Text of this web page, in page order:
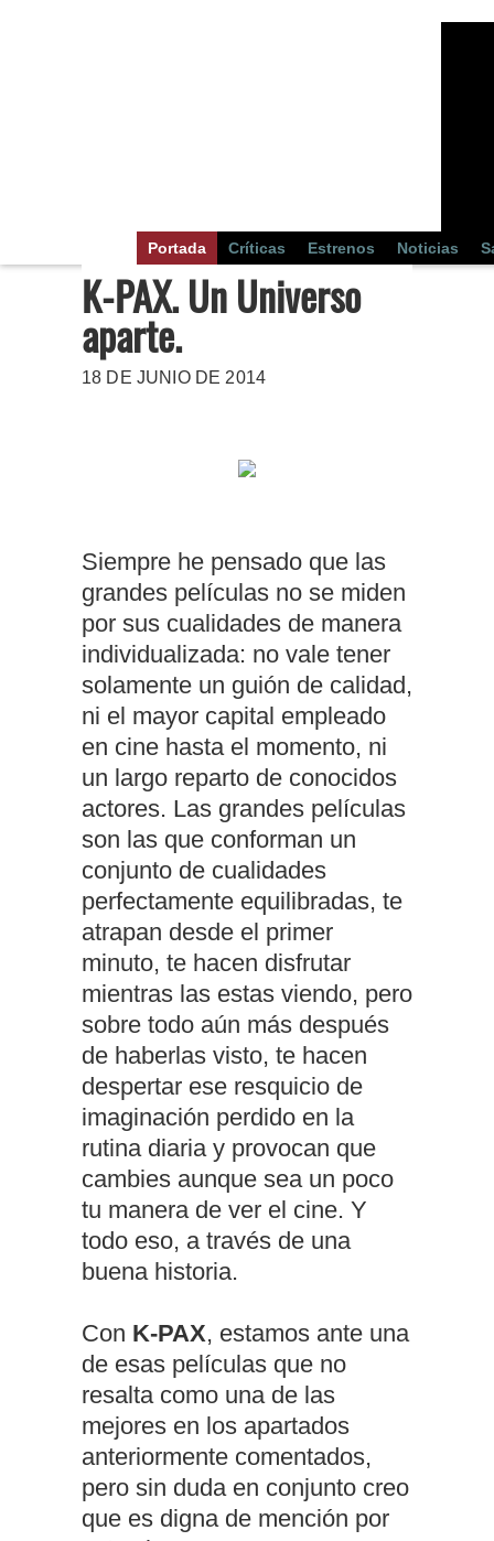
Portada Críticas Estrenos Noticias
K-PAX. Un Universo
aparte.
18 DE JUNIO DE 2014
Siempre he pensado que las
grandes películas no se miden
por sus cualidades de manera
individualizada: no vale tener
solamente un guión de calidad,
ni el mayor capital empleado
en cine hasta el momento, ni
un largo reparto de conocidos
actores. Las grandes películas
son las que conforman un
conjunto de cualidades
perfectamente equilibradas, te
atrapan desde el primer
minuto, te hacen disfrutar
mientras las estas viendo, pero
sobre todo aún más después
de haberlas visto, te hacen
despertar ese resquicio de
imaginación perdido en la
rutina diaria y provocan que
cambies aunque sea un poco
tu manera de ver el cine. Y
todo eso, a través de una
buena historia.
Con K-PAX, estamos ante una
de esas películas que no
resalta como una de las
mejores en los apartados
anteriormente comentados,
pero sin duda en conjunto creo
que es digna de mención por